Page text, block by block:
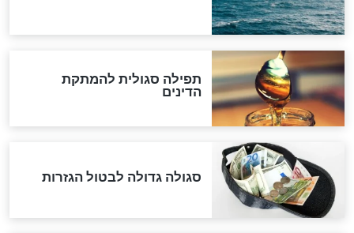
"מודה לקב"ה על כל השנים"
"נביא בעיר": מכירת המחלה
לגוי והוספת השם חזקיהו
לרפואת הרב דב הכהן קוק
לכל המאמרים